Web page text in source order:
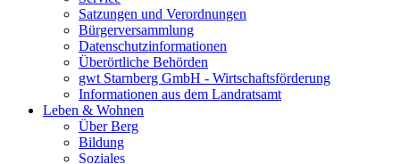
Satzungen und Verordnungen
Bürgerversammlung
Datenschutzinformationen
Überörtliche Behörden
gwt Starnberg GmbH - Wirtschaftsförderung
Informationen aus dem Landratsamt
Leben & Wohnen
Über Berg
Bildung
Soziales